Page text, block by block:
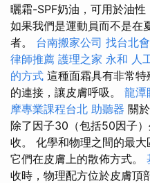
曬霜-SPF奶油，可用於油性
如果我們是運動員而不是在
者。 台南搬家公司 找台北
律師推薦 護理之家 永和 人
的方式 這種面霜具有非常
的連接，讓皮膚呼吸。 龍潭
摩專業課程台北 助聽器 關
除了因子30（包括50因子
收。 化學和物理之間的最
它們在皮膚上的散佈方式。
收時，物理配方位於皮膚頂